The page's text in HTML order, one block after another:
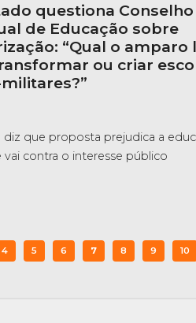
questiona Conselho
de Educação sobre
“Qual o amparo
ou criar
diz que proposta prejudica a
vai contra o interesse público
4 5 6 7 8 9 10